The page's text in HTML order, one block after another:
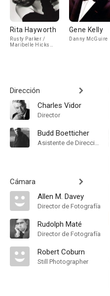
Rita Hayworth
Rusty Parker /
Maribelle Hicks
Gene Kelly
Danny McGuire
Dirección
Charles Vidor
Director
Budd Boetticher
Asistente de Dirección
Cámara
Allen M. Davey
Director de Fotografía
Rudolph Maté
Director de Fotografía
Robert Coburn
Still Photographer